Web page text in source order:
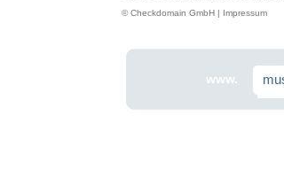
© Checkdomain GmbH | Impressum
www.